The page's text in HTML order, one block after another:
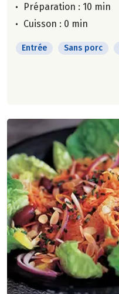
Préparation : 10 min
Cuisson : 0 min
Entrée Sans porc